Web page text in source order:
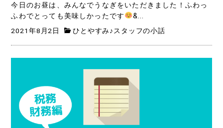
今日のお昼は、みんなでうなぎをいただきました！ふわっ
ふわでとっても美味しかったです
&...
2021年8月2日 ひとやすみ♪スタッフの小話